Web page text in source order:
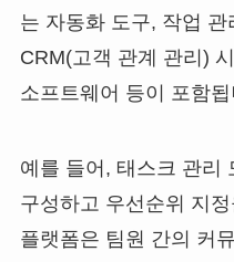
는 자동화 도구, 작업
CRM(고객 관계 관리)
소프트웨어 등이 포함
예를 들어, 태스크 관리
구성하고 우선순위 지
플랫폼은 팀원 간의 커